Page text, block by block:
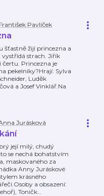
Pavlíček
šťastně žijí princezna a
vystřídá strach. Jiřík
čertu. Princezna je
pekelníky?Hrají: Sylva
Luděk
a Josef Vinklář.Na
Jurásková
její milý, chudý
se nechá bohatstvím
maskovaného za
Anny Juráskové
krásného
a obsazení:
Toničk…